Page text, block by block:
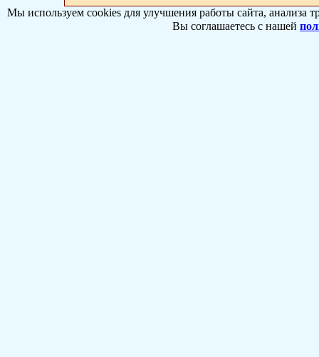
Мы используем cookies для улучшения работы сайта, анализа
Вы соглашаетесь с нашей